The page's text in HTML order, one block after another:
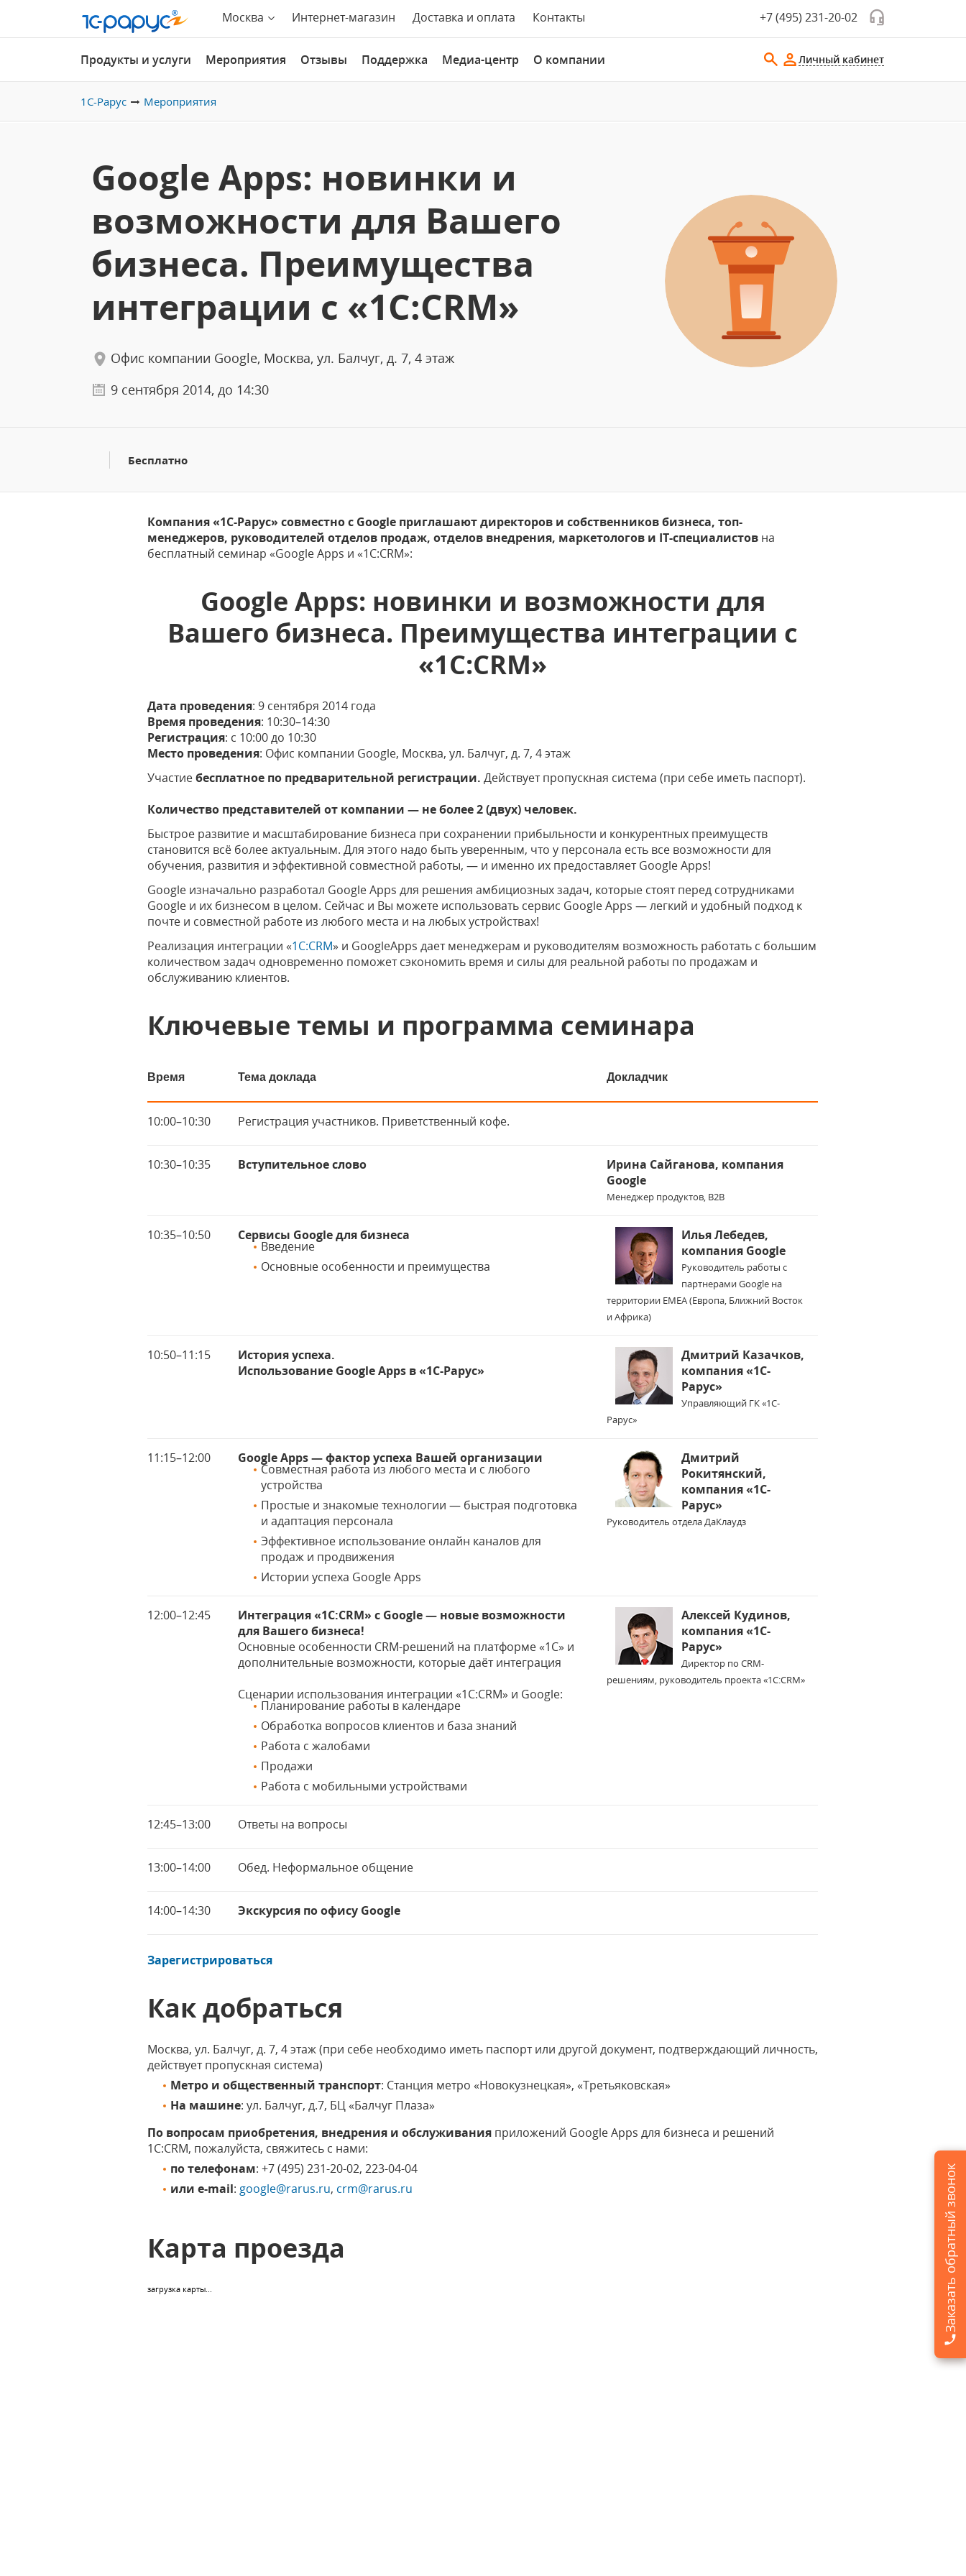
Москва Интернет-магазин Доставка и оплата Контакты +7 (495) 231-20-02
Продукты и услуги Мероприятия Отзывы Поддержка Медиа-центр О компании Личный кабинет
1С-Рарус Мероприятия
Google Apps: новинки и
возможности для Вашего
бизнеса. Преимущества
интеграции с «1С:CRM»
Офис компании Google, Москва, ул. Балчуг, д. 7, 4 этаж
9 сентября 2014, до 14:30
Бесплатно
Компания «1С-Рарус» совместно с Google приглашают директоров и собственников бизнеса, топ-
менеджеров, руководителей отделов продаж, отделов внедрения, маркетологов и IT-специалистов на
бесплатный семинар «Google Apps и «1С:CRM»:
Google Apps: новинки и возможности для
Вашего бизнеса. Преимущества интеграции с
«1С:CRM»
Дата проведения: 9 сентября 2014 года
Время проведения: 10:30–14:30
Регистрация: с 10:00 до 10:30
Место проведения: Офис компании Google, Москва, ул. Балчуг, д. 7, 4 этаж
Участиебесплатное по предварительной регистрации.Действует пропускная система (при себе иметь паспорт).
Количество представителей от компании — не более 2 (двух) человек.
Быстрое развитие и масштабирование бизнеса при сохранении прибыльности и конкурентных преимуществ
становится всё более актуальным. Для этого надо быть уверенным, что у персонала есть все возможности для
обучения, развития и эффективной совместной работы, — и именно их предоставляет Google Apps!
Google изначально разработал Google Apps для решения амбициозных задач, которые стоят перед сотрудниками
Google и их бизнесом в целом. Сейчас и Вы можете использовать сервис Google Apps — легкий и удобный подход к
почте и совместной работе из любого места и на любых устройствах!
Реализация интеграции «1С:CRM» и GoogleApps дает менеджерам и руководителям возможность работать с большим
количеством задач одновременно поможет сэкономить время и силы для реальной работы по продажам и
обслуживанию клиентов.
Ключевые темы и программа семинара
Время Тема доклада Докладчик
10:00–10:30 Регистрация участников. Приветственный кофе.
10:30–10:35 Вступительное слово
Ирина Сайганова, компания
Google
Менеджер продуктов, B2B
10:35–10:50 Cервисы Google для бизнеса
Введение
Основные особенности и преимущества
Илья Лебедев,
компания Google
Руководитель работы с
партнерами Google на
территории EMEA (Европа, Ближний Восток
и Африка)
10:50–11:15
История успеха.
Использование Google Apps в «1С-Рарус»
Дмитрий Казачков,
компания «1С-
Рарус»
Управляющий ГК «1С-
Рарус»
11:15–12:00 Google Apps — фактор успеха Вашей организации
Совместная работа из любого места и с любого
устройства
Простые и знакомые технологии — быстрая подготовка
и адаптация персонала
Эффективное использование онлайн каналов для
продаж и продвижения
Истории успеха Google Apps
Дмитрий
Рокитянский,
компания «1С-
Рарус»
Руководитель отдела ДаКлаудз
12:00–12:45
Интеграция «1С:CRM» с Google — новые возможности
для Вашего бизнеса!
Основные особенности CRM-решений на платформе «1С» и
дополнительные возможности, которые даёт интеграция
Сценарии использования интеграции «1С:CRM» и Google:
Планирование работы в календаре
Обработка вопросов клиентов и база знаний
Работа с жалобами
Продажи
Работа с мобильными устройствами
Алексей Кудинов,
компания «1С-
Рарус»
Директор по CRM-
решениям, руководитель проекта «1С:CRM»
12:45–13:00 Ответы на вопросы
13:00–14:00 Обед. Неформальное общение
14:00–14:30 Экскурсия по офису Google
Зарегистрироваться
Как добраться
Москва, ул. Балчуг, д. 7, 4 этаж (при себе необходимо иметь паспорт или другой документ, подтверждающий личность,
действует пропускная система)
Метро и общественный транспорт: Станция метро «Новокузнецкая», «Третьяковская»
На машине: ул. Балчуг, д.7, БЦ «Балчуг Плаза»
По вопросам приобретения, внедрения и обслуживания приложений Google Apps для бизнеса и решений
1С:CRM, пожалуйста, свяжитесь с нами:
по телефонам: +7 (495) 231-20-02, 223-04-04
или e-mail: google@rarus.ru, crm@rarus.ru
Карта проезда
загрузка карты... Заказать обратный звонок